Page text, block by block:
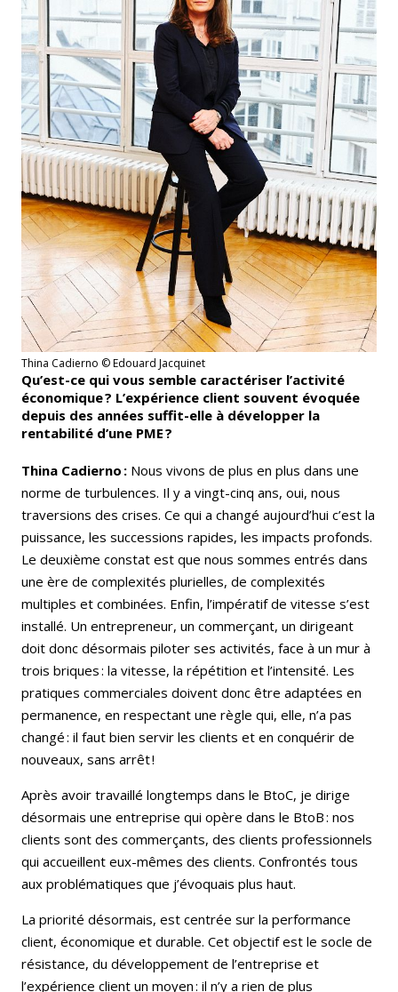
Thina Cadierno © Edouard Jacquinet
Qu’est-ce qui vous semble caractériser l’activité
économique ? L’expérience client souvent évoquée
depuis des années suffit-elle à développer la
rentabilité d’une PME ?
Thina Cadierno : Nous vivons de plus en plus dans une
norme de turbulences. Il y a vingt-cinq ans, oui, nous
traversions des crises. Ce qui a changé aujourd’hui c’est la
puissance, les successions rapides, les impacts profonds.
Le deuxième constat est que nous sommes entrés dans
une ère de complexités plurielles, de complexités
multiples et combinées. Enfin, l’impératif de vitesse s’est
installé. Un entrepreneur, un commerçant, un dirigeant
doit donc désormais piloter ses activités, face à un mur à
trois briques : la vitesse, la répétition et l’intensité. Les
pratiques commerciales doivent donc être adaptées en
permanence, en respectant une règle qui, elle, n’a pas
changé : il faut bien servir les clients et en conquérir de
nouveaux, sans arrêt !
Après avoir travaillé longtemps dans le BtoC, je dirige
désormais une entreprise qui opère dans le BtoB : nos
clients sont des commerçants, des clients professionnels
qui accueillent eux-mêmes des clients. Confrontés tous
aux problématiques que j’évoquais plus haut.
La priorité désormais, est centrée sur la performance
client, économique et durable. Cet objectif est le socle de
résistance, du développement de l’entreprise et
l’expérience client un moyen : il n’y a rien de plus